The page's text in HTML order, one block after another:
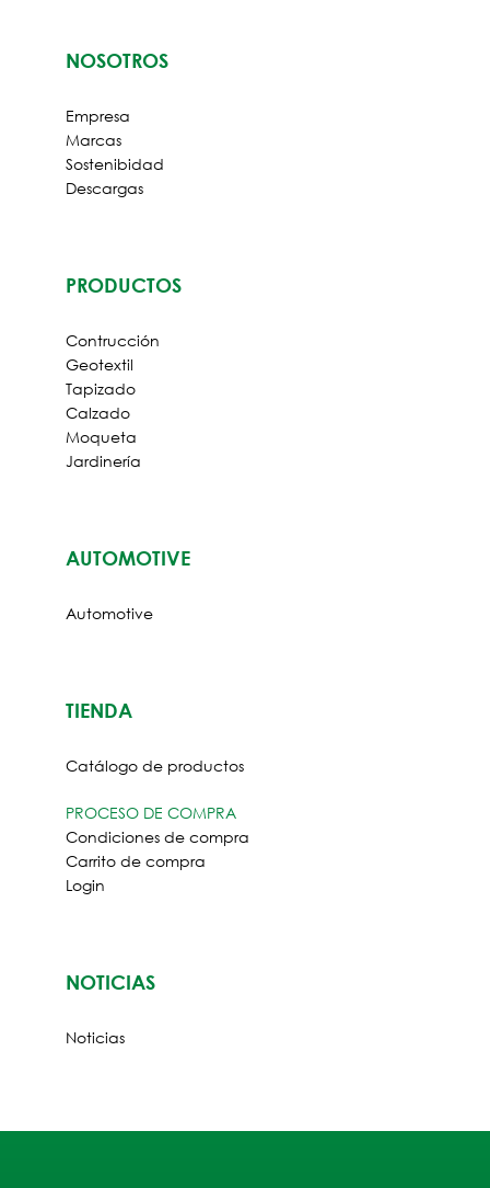
LOGIN
NOSOTROS
Empresa
Marcas
Sostenibidad
Descargas
PRODUCTOS
Contrucción
Geotextil
Tapizado
Calzado
Moqueta
Jardinería
AUTOMOTIVE
Automotive
TIENDA
Catálogo de productos
PROCESO DE COMPRA
Condiciones de compra
Carrito de compra
Login
NOTICIAS
Noticias